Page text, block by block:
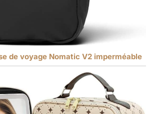
de voyage Nomatic V2 imperméable